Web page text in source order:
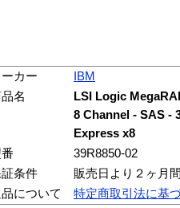
ーカー
IBM
名
LSI Logic
8 Channel - SAS -
Express x8
39R8850-02
条件
販売日より２ヶ月
について
特定商取引法に基